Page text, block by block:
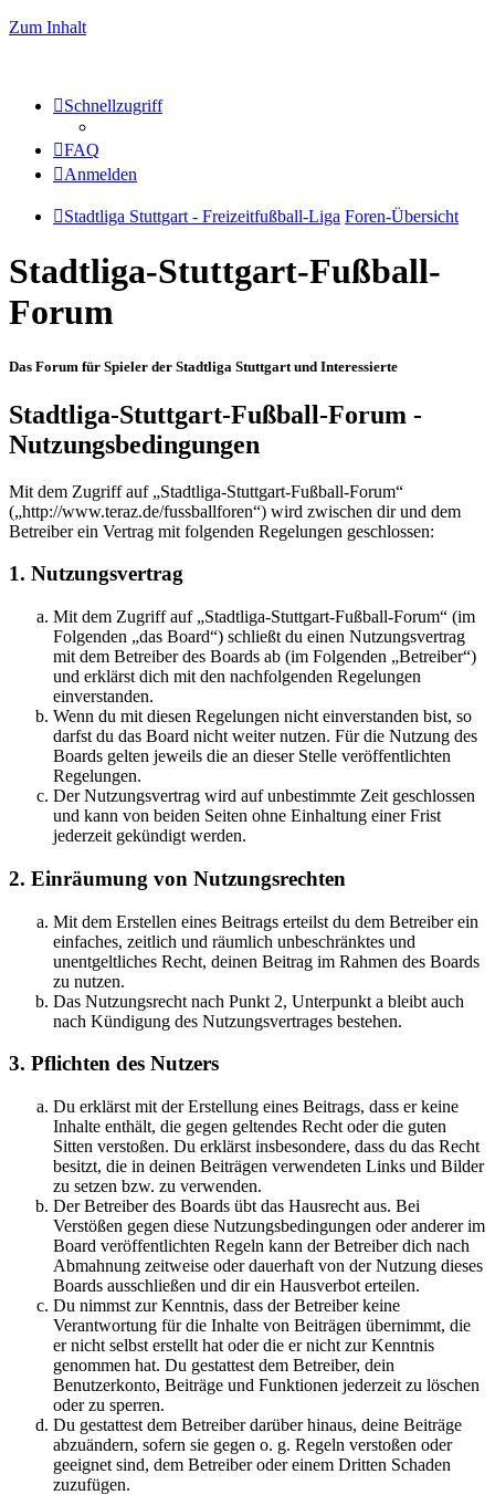
Zum Inhalt
Schnellzugriff
FAQ
Anmelden
Stadtliga Stuttgart - Freizeitfußball-Liga Foren-Übersicht
Stadtliga-Stuttgart-Fußball-
Forum
Das Forum für Spieler der Stadtliga Stuttgart und Interessierte
Stadtliga-Stuttgart-Fußball-Forum -
Nutzungsbedingungen
Mit dem Zugriff auf „Stadtliga-Stuttgart-Fußball-Forum“
(„http://www.teraz.de/fussballforen“) wird zwischen dir und dem
Betreiber ein Vertrag mit folgenden Regelungen geschlossen:
1. Nutzungsvertrag
Mit dem Zugriff auf „Stadtliga-Stuttgart-Fußball-Forum“ (im
Folgenden „das Board“) schließt du einen Nutzungsvertrag
mit dem Betreiber des Boards ab (im Folgenden „Betreiber“)
und erklärst dich mit den nachfolgenden Regelungen
einverstanden.
Wenn du mit diesen Regelungen nicht einverstanden bist, so
darfst du das Board nicht weiter nutzen. Für die Nutzung des
Boards gelten jeweils die an dieser Stelle veröffentlichten
Regelungen.
Der Nutzungsvertrag wird auf unbestimmte Zeit geschlossen
und kann von beiden Seiten ohne Einhaltung einer Frist
jederzeit gekündigt werden.
2. Einräumung von Nutzungsrechten
Mit dem Erstellen eines Beitrags erteilst du dem Betreiber ein
einfaches, zeitlich und räumlich unbeschränktes und
unentgeltliches Recht, deinen Beitrag im Rahmen des Boards
zu nutzen.
Das Nutzungsrecht nach Punkt 2, Unterpunkt a bleibt auch
nach Kündigung des Nutzungsvertrages bestehen.
3. Pflichten des Nutzers
Du erklärst mit der Erstellung eines Beitrags, dass er keine
Inhalte enthält, die gegen geltendes Recht oder die guten
Sitten verstoßen. Du erklärst insbesondere, dass du das Recht
besitzt, die in deinen Beiträgen verwendeten Links und Bilder
zu setzen bzw. zu verwenden.
Der Betreiber des Boards übt das Hausrecht aus. Bei
Verstößen gegen diese Nutzungsbedingungen oder anderer im
Board veröffentlichten Regeln kann der Betreiber dich nach
Abmahnung zeitweise oder dauerhaft von der Nutzung dieses
Boards ausschließen und dir ein Hausverbot erteilen.
Du nimmst zur Kenntnis, dass der Betreiber keine
Verantwortung für die Inhalte von Beiträgen übernimmt, die
er nicht selbst erstellt hat oder die er nicht zur Kenntnis
genommen hat. Du gestattest dem Betreiber, dein
Benutzerkonto, Beiträge und Funktionen jederzeit zu löschen
oder zu sperren.
Du gestattest dem Betreiber darüber hinaus, deine Beiträge
abzuändern, sofern sie gegen o. g. Regeln verstoßen oder
geeignet sind, dem Betreiber oder einem Dritten Schaden
zuzufügen.